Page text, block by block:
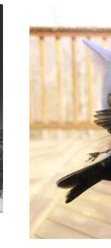
黑色臉頸及胸前
羽，性情溫順、
從60歲開始探險之
艱苦的行旅之一